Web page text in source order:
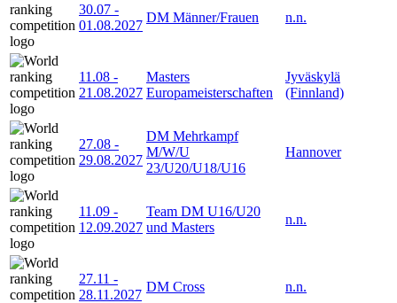
30.07 -
01.08.2027
DM Männer/Frauen n.n.
11.08 -
21.08.2027
Masters
Europameisterschaften
Jyväskylä
(Finnland)
27.08 -
29.08.2027
DM Mehrkampf
M/W/U
23/U20/U18/U16
Hannover
11.09 -
12.09.2027
Team DM U16/U20
und Masters
n.n.
27.11 -
28.11.2027
DM Cross n.n.